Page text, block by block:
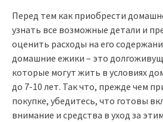
Перед тем как приобрести
узнать все возможные детали и
оценить расходы на его
домашние ежики – это
которые могут жить в условиях
до 7-10 лет. Так что, прежде чем
покупке, убедитесь, что готовы
внимание и средства в уход за